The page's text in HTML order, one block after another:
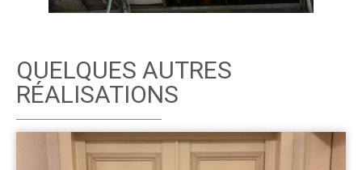
QUELQUES AUTRES
RÉALISATIONS